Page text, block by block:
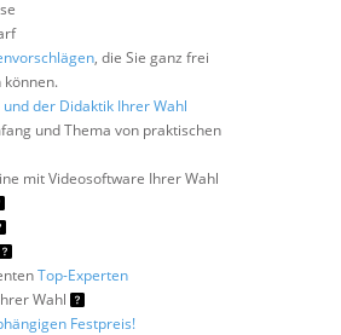
, die Sie ganz frei
können.
der Didaktik Ihrer Wahl
und Thema von praktischen
mit Videosoftware Ihrer Wahl
Top-Experten
Wahl
Festpreis!